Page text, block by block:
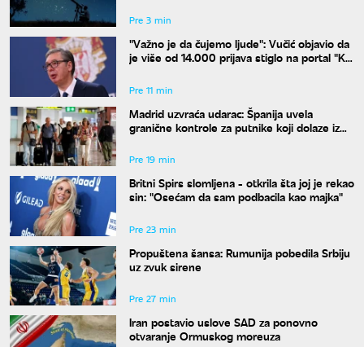
Pre 3 min
"Važno je da čujemo ljude": Vučić objavio da
je više od 14.000 prijava stiglo na portal "Ko
Pre 11 min
Madrid uzvraća udarac: Španija uvela
granične kontrole za putnike koji dolaze iz
Pre 19 min
Britni Spirs slomljena - otkrila šta joj je rekao
sin: "Osećam da sam podbacila kao majka"
Pre 23 min
Propuštena šansa: Rumunija pobedila Srbiju
uz zvuk sirene
Pre 27 min
Iran postavio uslove SAD za ponovno
otvaranje Ormuskog moreuza